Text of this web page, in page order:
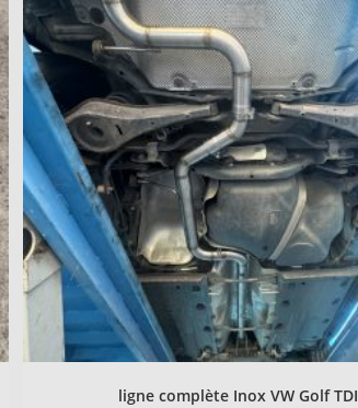
ligne complète Inox VW Golf TDI